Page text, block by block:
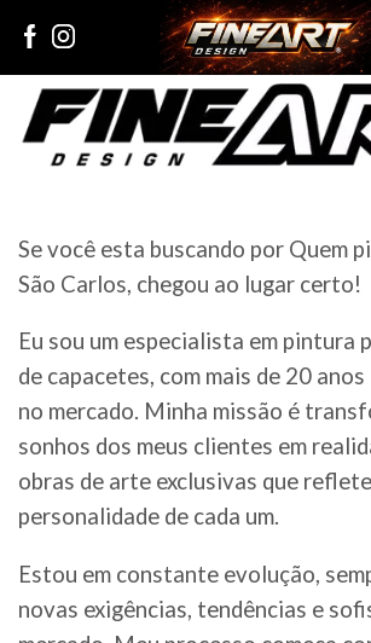
Se você esta buscando por Quem
São Carlos, chegou ao lugar certo!
Eu sou um especialista em pintura
de capacetes, com mais de 20
no mercado. Minha missão é
sonhos dos meus clientes em
obras de arte exclusivas que
personalidade de cada um.
Estou em constante evolução,
novas exigências, tendências e